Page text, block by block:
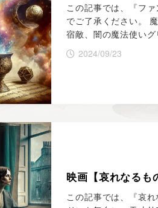
この記事では、『フ
でご了承ください。
宿敵、闇の魔法使い
2024/09/23
映画【哀れなるも
この記事では、『哀